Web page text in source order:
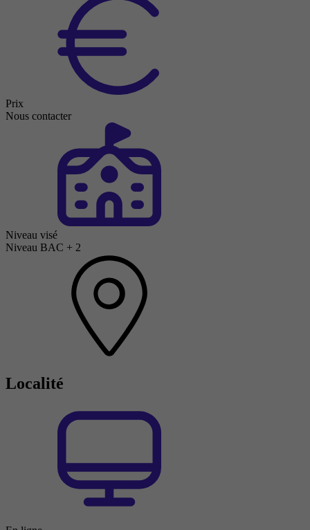
Prix
Nous contacter
Niveau visé
Niveau BAC + 2
Localité